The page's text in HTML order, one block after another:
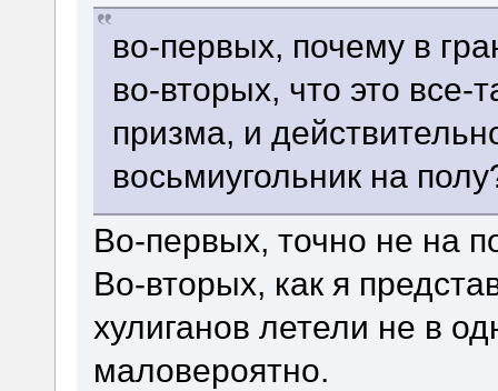
во-первых, почему в
во-вторых, что это все-
призма, и
восьмиугольник на
Во-первых, точно не на
Во-вторых, как я
хулиганов летели не в
маловероятно.